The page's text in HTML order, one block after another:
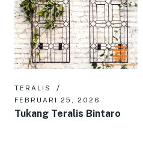
TERALIS
FEBRUARI 25, 2026
Tukang Teralis Bintaro